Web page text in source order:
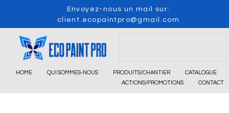
content
Envoyez-nous un mail sur:
client.ecopaintpro@gmail.com
HOME QUI SOMMES-NOUS PRODUITS/CHANTIER
CATALOGUE
ACTIONS/PROMOTIONS
CONTACT